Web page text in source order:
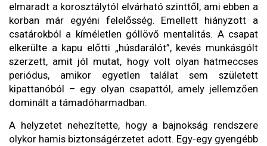
elmaradt a korosztálytól elvárható szinttől, ami ebben a
korban már egyéni felelősség. Emellett hiányzott a
csatárokból a kíméletlen góllövő mentalitás. A csapat
elkerülte a kapu előtti „húsdarálót”, kevés munkásgólt
szerzett, amit jól mutat, hogy volt olyan hatmeccses
periódus, amikor egyetlen találat sem született
kipattanóból – egy olyan csapattól, amely jellemzően
dominált a támadóharmadban.
A helyzetet nehezítette, hogy a bajnokság rendszere
olykor hamis biztonságérzetet adott. Egy-egy gyengébb